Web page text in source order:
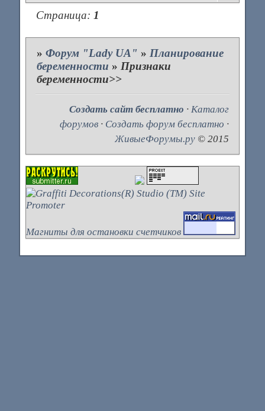
Страница: 1
»Форум "Lady UA" » Планирование
беременности » Признаки
беременности>>
Создать сайт бесплатно · Каталог
форумов · Создать форум бесплатно ·
ЖивыеФорумы.ру © 2015
Магниты для остановки счетчиков